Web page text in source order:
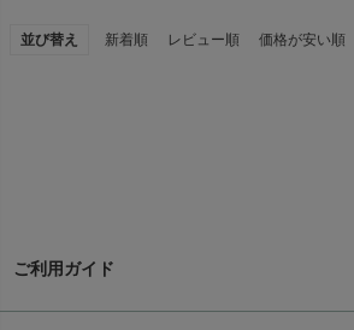
並び替え 新着順 レビュー順 価格が安い順
ご利用ガイド